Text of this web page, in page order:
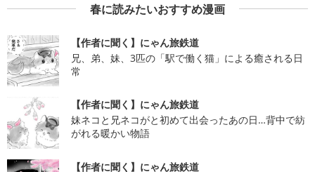
春に読みたいおすすめ漫画
【作者に聞く】にゃん旅鉄道
兄、弟、妹、3匹の「駅で働く猫」による癒される日
常
【作者に聞く】にゃん旅鉄道
妹ネコと兄ネコがと初めて出会ったあの日…背中で紡
がれる暖かい物語
【作者に聞く】にゃん旅鉄道